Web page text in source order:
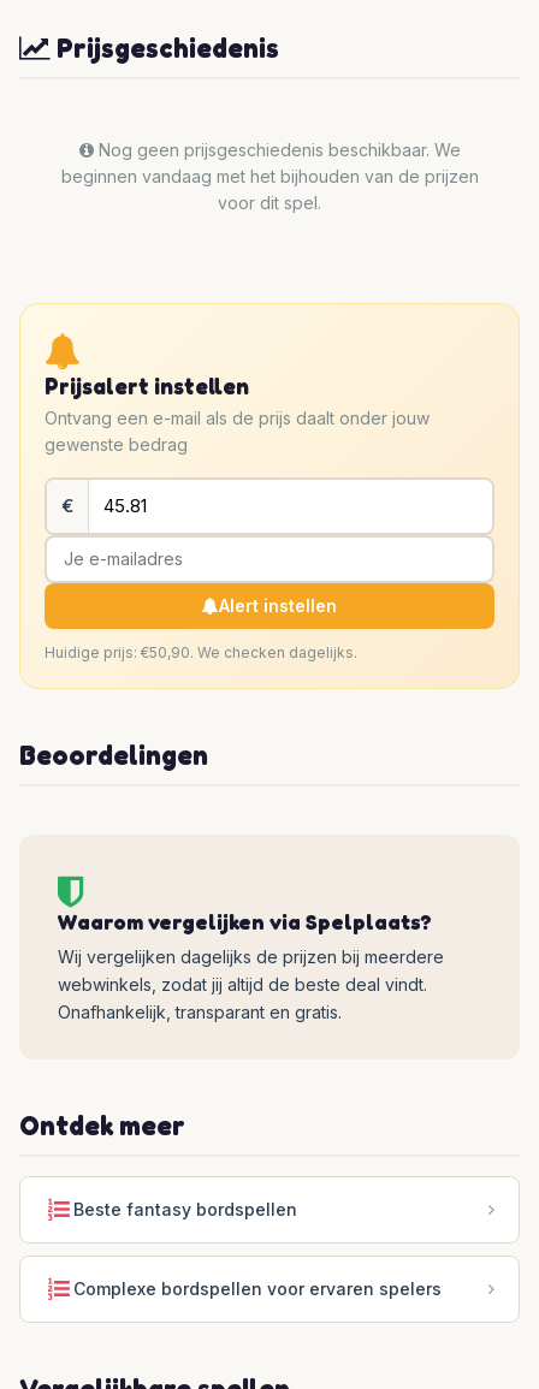
Prijsgeschiedenis
Nog geen prijsgeschiedenis beschikbaar. We
beginnen vandaag met het bijhouden van de prijzen
voor dit spel.
Prijsalert instellen
Ontvang een e-mail als de prijs daalt onder jouw
gewenste bedrag
€
Alert instellen
Huidige prijs: €50,90. We checken dagelijks.
Beoordelingen
Waarom vergelijken via Spelplaats?
Wij vergelijken dagelijks de prijzen bij meerdere
webwinkels, zodat jij altijd de beste deal vindt.
Onafhankelijk, transparant en gratis.
Ontdek meer
Beste fantasy bordspellen
Complexe bordspellen voor ervaren spelers